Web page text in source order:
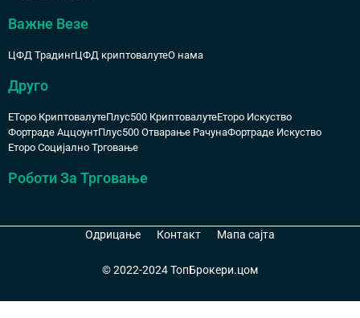
Важне Везе
ЦФД ТрадингЦФД криптовалутеО нама
Друго
ЕТоро КриптовалутеПлус500 КриптовалутеЕторо Искуство
Фортраде АццоунтПлус500 Отварање РачунаФортраде Искуство
Еторо Социјално Трговање
Роботи За Трговање
Одрицање Контакт Мапа сајта
© 2022-2024 ТопБрокери.цом